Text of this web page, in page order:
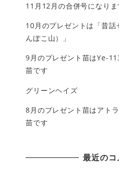
11月12月の合併号になりま
10月のプレゼントは「昔
んぽこ山）」
9月のプレゼント苗はYe-
苗です
グリーンヘイズ
8月のプレゼント苗はアト
苗です
最近のコ